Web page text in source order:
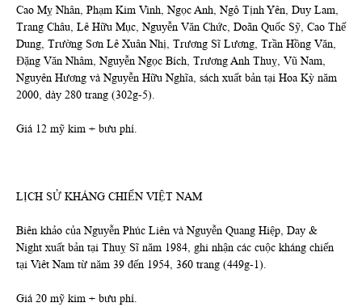
Cao Mỵ Nhân, Phạm Kim Vinh, Ngọc Anh, Ngô Tịnh Yên, Duy Lam,
Trang Châu, Lê Hữu Mục, Nguyễn Văn Chức, Doãn Quốc Sỹ, Cao Thế
Dung, Trường Sơn Lê Xuân Nhị, Trương Sĩ Lương, Trần Hồng Văn,
Đặng Văn Nhâm, Nguyễn Ngọc Bích, Trương Anh Thuỵ, Vũ Nam,
Nguyên Hương và Nguyễn Hữu Nghĩa, sách xuất bản tại Hoa Kỳ năm
2000, dày 280 trang (302g-5).
Giá 12 mỹ kim + bưu phí.
LỊCH SỬ KHÁNG CHIẾN VIỆT NAM
Biên khảo của Nguyễn Phúc Liên và Nguyễn Quang Hiệp, Day &
Night xuất bản tại Thuỵ Sĩ năm 1984, ghi nhận các cuộc kháng chiến
tại Viêt Nam từ năm 39 đến 1954, 360 trang (449g-1).
Giá 20 mỹ kim + bưu phí.